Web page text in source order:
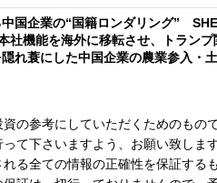
国企業の“国籍ロンダリング”
社機能を海外に移転させ、トラン
れ蓑にした中国企業の農業参入・
の参考にしていただくためのもの
て下さいますよう、お願い致しま
る全ての情報の正確性を保証する